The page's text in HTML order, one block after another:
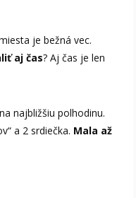
je bežná vec.
aj čas? Aj čas je len
najbližšiu polhodinu.
a 2 srdiečka. Mala až